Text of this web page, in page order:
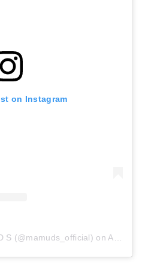
on Instagram
S (@mamuds_official) onAug 25, 2017 at 7:36pm PDT